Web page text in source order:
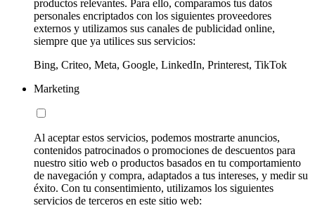
productos relevantes. Para ello, comparamos tus datos
personales encriptados con los siguientes proveedores
externos y utilizamos sus canales de publicidad online,
siempre que ya utilices sus servicios:
Bing, Criteo, Meta, Google, LinkedIn, Printerest, TikTok
Marketing
Al aceptar estos servicios, podemos mostrarte anuncios,
contenidos patrocinados o promociones de descuentos para
nuestro sitio web o productos basados en tu comportamiento
de navegación y compra, adaptados a tus intereses, y medir su
éxito. Con tu consentimiento, utilizamos los siguientes
servicios de terceros en este sitio web: